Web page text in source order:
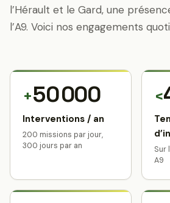
l’Hérault et le Gard, une
l’A9. Voici nos engagements
+50 000
Interventions / an
200 missions par jour,
300 jours par an
<
Sur
A9